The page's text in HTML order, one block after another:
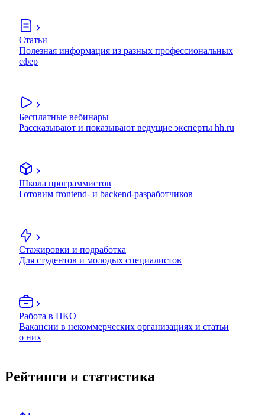
Статьи
Полезная информация из разных профессиональных
сфер
Бесплатные вебинары
Рассказывают и показывают ведущие эксперты hh.ru
Школа программистов
Готовим frontend- и backend-разработчиков
Стажировки и подработка
Для студентов и молодых специалистов
Работа в НКО
Вакансии в некоммерческих организациях и статьи
о них
Рейтинги и статистика